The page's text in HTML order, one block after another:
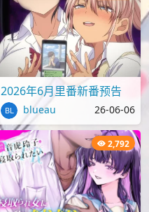
2026年6月里番新番预告
blueau 26-06-06
2,792